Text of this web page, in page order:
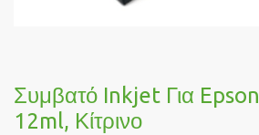
Συμβατό Inkjet Για
12ml, Κίτρινο